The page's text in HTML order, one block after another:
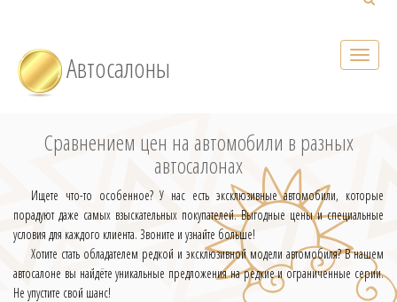
Автосалоны
Сравнением цен на автомобили в разных
автосалонах
Ищете что-то особенное? У нас есть эксклюзивные автомобили, которые
порадуют даже самых взыскательных покупателей. Выгодные цены и специальные
условия для каждого клиента. Звоните и узнайте больше!
Хотите стать обладателем редкой и эксклюзивной модели автомобиля? В нашем
автосалоне вы найдёте уникальные предложения на редкие и ограниченные серии.
Не упустите свой шанс!